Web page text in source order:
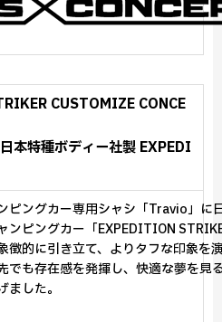
CUSTOMIZE CONCE
本特種ボディー社製 EXPEDI
ピングカー専用シャシ「Travio」に
ンピングカー「EXPEDITION
徴的に引き立て、よりタフな印象を
でも存在感を発揮し、快適な夢を見
した。